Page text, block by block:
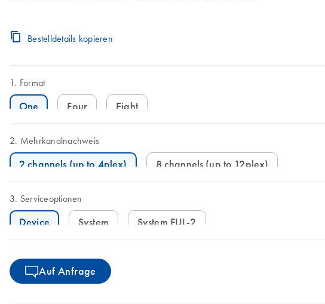
Bestelldetails kopieren
Format
One Four Eight
Mehrkanalnachweis
2 channels (up to 4plex) 8 channels (up to 12plex)
Serviceoptionen
Device System System FUL-2
Auf Anfrage